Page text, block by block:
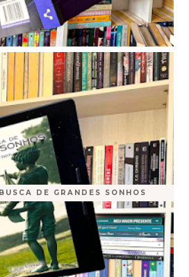
DE GRANDES SONHOS